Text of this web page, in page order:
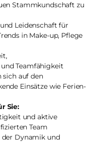
Stammkundschaft zu
Leidenschaft für
in Make-up, Pflege
Teamfähigkeit
sich auf den
Einsätze wie Ferien-
Sie:
und aktive
Team
Dynamik und